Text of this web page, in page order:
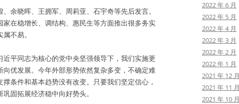
余晓晖、王拥军、周莉亚、石宇奇等先后发言。
在稳增长、调结构、惠民生等方面推出很多务实
不易。
平同志为核心的党中央坚强领导下，我们实施更
优发展。今年外部形势依然复杂多变，不确定难
条件和基本趋势没有改变。只要我们坚定信心，
固拓展经济稳中向好势头。
2022 年 6 月
2022 年 5 月
2022 年 4 月
2022 年 3 月
2022 年 2 月
2022 年 1 月
2021 年 12 月
2021 年 11 月
2021 年 10 月